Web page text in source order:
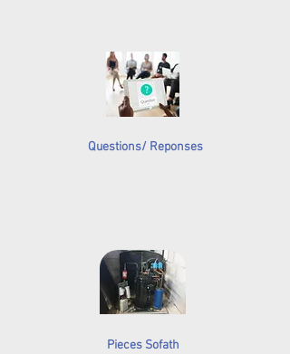
Questions/ Reponses
Pieces Sofath